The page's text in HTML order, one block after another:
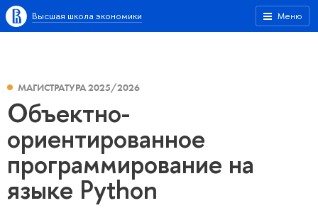
Меню
Высшая школа экономики
МАГИСТРАТУРА 2025/2026
Объектно-
ориентированное
программирование на
языке Python